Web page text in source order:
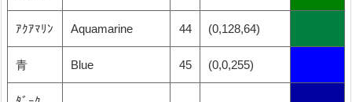
ｱｸｱﾏﾘﾝ Aquamarine 44 (0,128,64)
青 Blue 45 (0,0,255)